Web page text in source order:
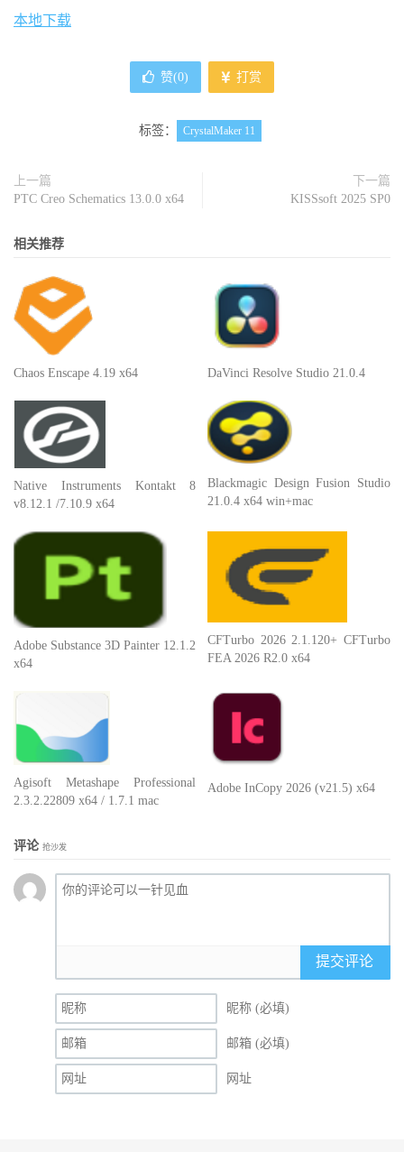
本地下载
赞(0) 打赏
标签： CrystalMaker 11
上一篇
PTC Creo Schematics 13.0.0 x64
下一篇
KISSsoft 2025 SP0
相关推荐
Chaos Enscape 4.19 x64 DaVinci Resolve Studio 21.0.4
Native Instruments Kontakt 8
v8.12.1 /7.10.9 x64
Blackmagic Design Fusion Studio
21.0.4 x64 win+mac
Adobe Substance 3D Painter 12.1.2
x64
CFTurbo 2026 2.1.120+ CFTurbo
FEA 2026 R2.0 x64
Agisoft Metashape Professional
2.3.2.22809 x64 / 1.7.1 mac
Adobe InCopy 2026 (v21.5) x64
评论 抢沙发
提交评论
昵称 (必填)
邮箱 (必填)
网址